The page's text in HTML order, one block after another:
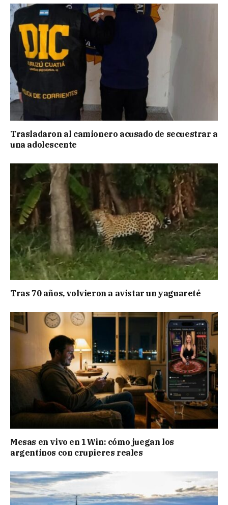
Trasladaron al camionero acusado de secuestrar a
una adolescente
Tras 70 años, volvieron a avistar un yaguareté
Mesas en vivo en 1Win: cómo juegan los
argentinos con crupieres reales